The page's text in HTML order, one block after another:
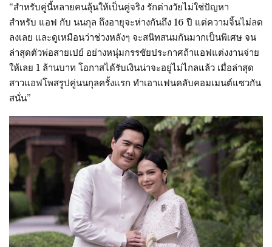
“สำหรับคู่นี้หลายคนลุ้นให้เป็นคู่จริง รักต่างวัยไม่ใช่ปัญหา
สำหรับ แอฟ กับ นนกุล ถึงอายุจะห่างกันถึง 16 ปี แต่ความจิ้นไม่ลด
ลงเลย และดูเหมือนว่าช่วงหลังๆ จะสนิทสนมกันมากเป็นพิเศษ จน
ล่าสุดตัวพ่อสายเปย์ อย่างหนุ่มกรรชัยประกาศถ้าแอฟแต่งงานจ่าย
ให้เลย 1 ล้านบาท โอกาสได้รับเงินน่าจะอยู่ไม่ไกลแล้ว เมื่อล่าสุด
สาวแอฟโพสรูปคู่นนกุลครั้งแรก ทำเอาแฟนคลับคอมเมนต์แซวกัน
สนั่น”